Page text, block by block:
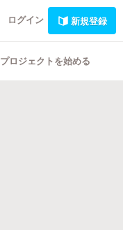
ログイン 新規登録
プロジェクトを始める